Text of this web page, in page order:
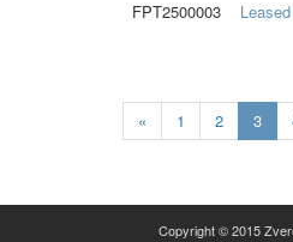
FPT2500003
« 1 2 3
Copyright © 2015